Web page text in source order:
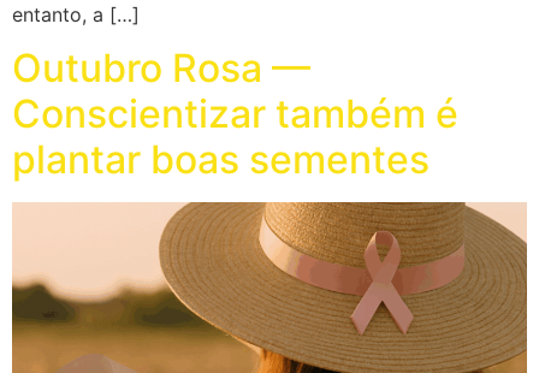
entanto, a […]
Outubro Rosa —
Conscientizar também é
plantar boas sementes